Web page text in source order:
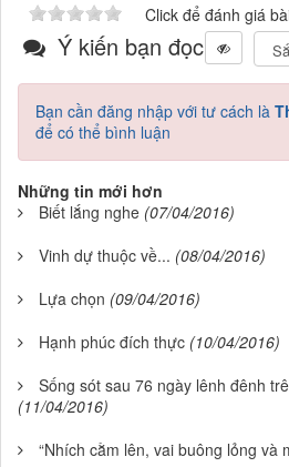
Click để đánh giá
Ý kiến bạn đọc
Bạn cần đăng nhập với tư cách là
để có thể bình luận
Những tin mới hơn
Biết lắng nghe (07/04/2016)
Vinh dự thuộc về... (08/04/2016)
Lựa chọn (09/04/2016)
Hạnh phúc đích thực (10/04/2016)
Sống sót sau 76 ngày lênh đênh
(11/04/2016)
“Nhích cằm lên, vai buông lỏng và